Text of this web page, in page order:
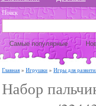
Поиск
Самые популярные
Главная » Игрушки » Игры для
Набор